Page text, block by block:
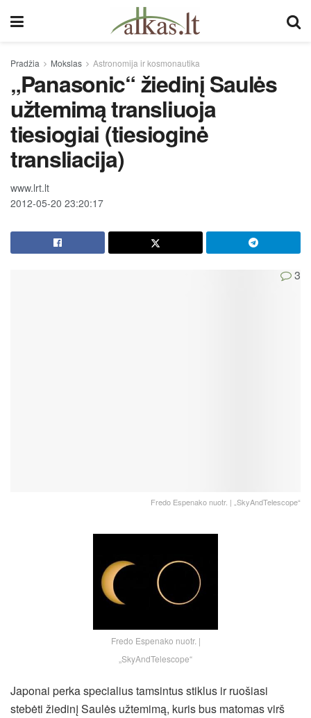
Pradžia Mokslas Astronomija ir kosmonautika
„Panasonic“ žiedinį Saulės
užtemimą transliuoja
tiesiogiai (tiesioginė
transliacija)
www.lrt.lt
2012-05-20 23:20:17
3
Fredo Espenako nuotr. | „SkyAndTelescope“
Fredo Espenako nuotr. |
„SkyAndTelescope“
Japonai perka specialius tamsintus stiklus ir ruošiasi
stebėti žiedinį Saulės užtemimą, kuris bus matomas virš